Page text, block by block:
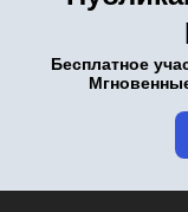
Бесплатное